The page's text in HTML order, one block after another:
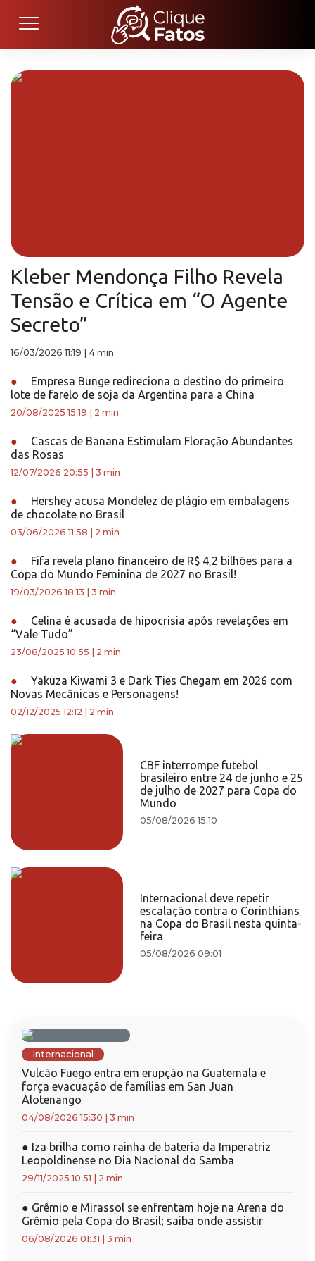
Kleber Mendonça Filho Revela
Tensão e Crítica em “O Agente
Secreto”
16/03/2026 11:19 4 min
●
Empresa Bunge redireciona o destino do primeiro
lote de farelo de soja da Argentina para a China
20/08/2025 15:19 2 min
●
Cascas de Banana Estimulam Floraçāo Abundantes
das Rosas
12/07/2026 20:55 3 min
●
Hershey acusa Mondelez de plágio em embalagens
de chocolate no Brasil
03/06/2026 11:58 2 min
●
Fifa revela plano financeiro de R$ 4,2 bilhões para a
Copa do Mundo Feminina de 2027 no Brasil!
19/03/2026 18:13 3 min
●
Celina é acusada de hipocrisia após revelações em
“Vale Tudo”
23/08/2025 10:55 2 min
●
Yakuza Kiwami 3 e Dark Ties Chegam em 2026 com
Novas Mecânicas e Personagens!
02/12/2025 12:12 2 min
CBF interrompe futebol
brasileiro entre 24 de junho e 25
de julho de 2027 para Copa do
Mundo
05/08/2026 15:10
Internacional deve repetir
escalação contra o Corinthians
na Copa do Brasil nesta quinta-
feira
05/08/2026 09:01
Internacional
Vulcão Fuego entra em erupção na Guatemala e
força evacuação de famílias em San Juan
Alotenango
04/08/2026 15:30 3 min
● Iza brilha como rainha de bateria da Imperatriz
Leopoldinense no Dia Nacional do Samba
29/11/2025 10:51 2 min
● Grêmio e Mirassol se enfrentam hoje na Arena do
Grêmio pela Copa do Brasil; saiba onde assistir
06/08/2026 01:31 3 min